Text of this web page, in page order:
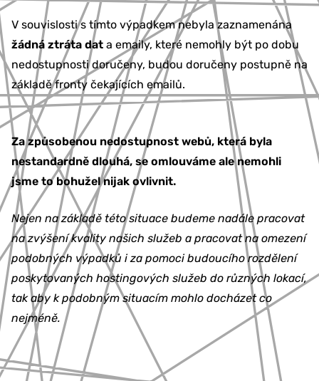
V souvislosti s tímto výpadkem nebyla zaznamenána
žádná ztráta dat a emaily, které nemohly být po dobu
nedostupnosti doručeny, budou doručeny postupně na
základě fronty čekajících emailů.
Za způsobenou nedostupnost webů, která byla
nestandardně dlouhá, se omlouváme ale nemohli
jsme to bohužel nijak ovlivnit.
Nejen na základě této situace budeme nadále pracovat
na zvýšení kvality našich služeb a pracovat na omezení
podobných výpadků i za pomoci budoucího rozdělení
poskytovaných hostingových služeb do různých lokací,
tak aby k podobným situacím mohlo docházet co
nejméně.